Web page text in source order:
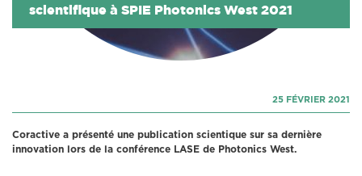
scientifique à SPIE Photonics West 2021
25 FÉVRIER 2021
Coractive a présenté une publication scientique sur sa dernière
innovation lors de la conférence LASE de Photonics West.